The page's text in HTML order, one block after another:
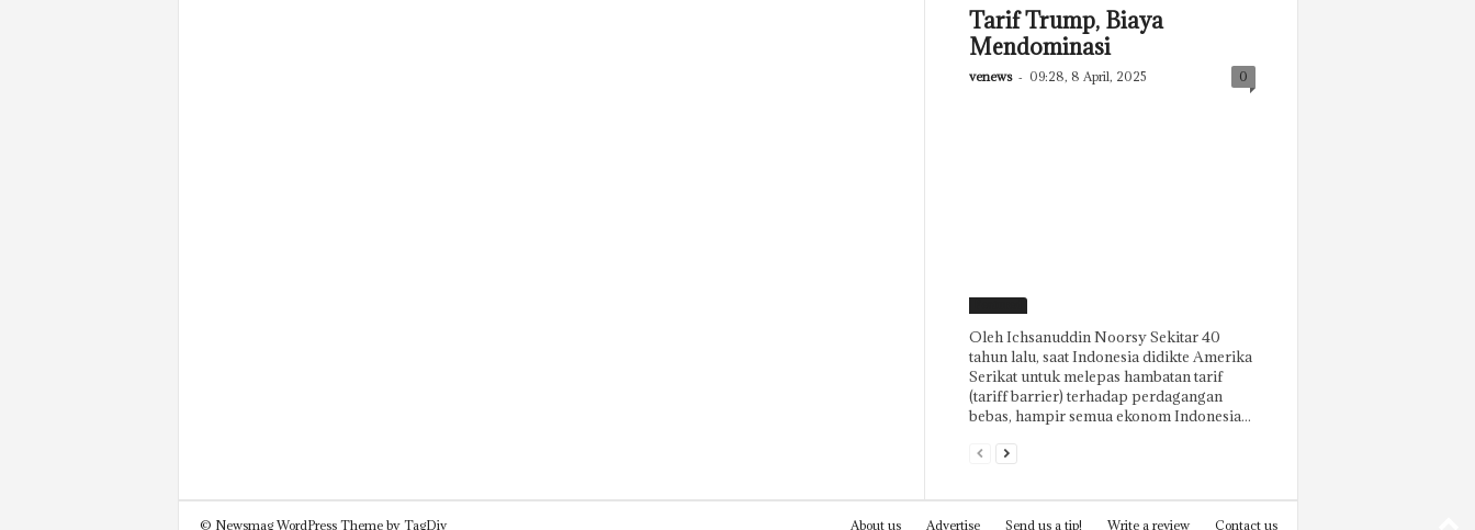
Tarif Trump, Biaya
Mendominasi
venews - 09:28, 8 April, 2025 0
Oleh Ichsanuddin Noorsy Sekitar 40
tahun lalu, saat Indonesia didikte Amerika
Serikat untuk melepas hambatan tarif
(tariff barrier) terhadap perdagangan
bebas, hampir semua ekonom Indonesia...
About us Advertise Send us a tip! Write a review Contact us
© Newsmag WordPress Theme by TagDiv